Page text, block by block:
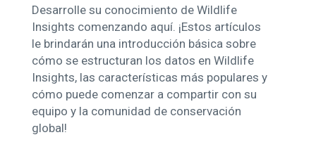
Desarrolle su conocimiento de Wildlife
Insights comenzando aquí. ¡Estos artículos
le brindarán una introducción básica sobre
cómo se estructuran los datos en Wildlife
Insights, las características más populares y
cómo puede comenzar a compartir con su
equipo y la comunidad de conservación
global!